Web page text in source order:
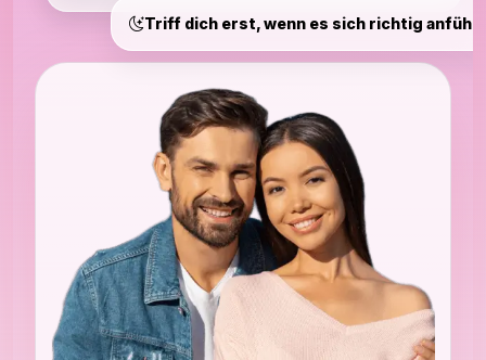
Triff dich erst, wenn es sich richtig anfühlt